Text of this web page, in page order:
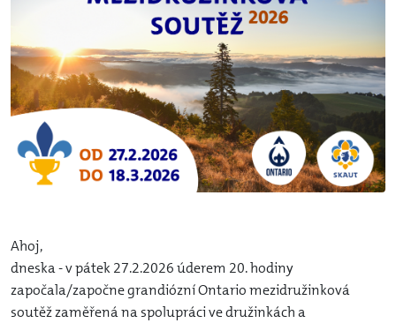
Ahoj,
dneska - v pátek 27.2.2026 úderem 20. hodiny
započala/započne grandiózní Ontario mezidružinková
soutěž zaměřená na spolupráci ve družinkách a